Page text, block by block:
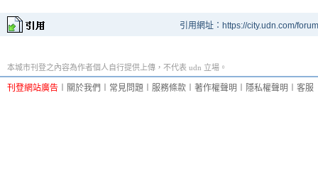
引用網址：https://city.udn.com/
本城市刊登之內容為作者個人自行提供上傳，不代表 udn 立場。
刊登網站廣告 關於我們 常見問題 服務條款 著作權聲明 隱私權聲明 客服